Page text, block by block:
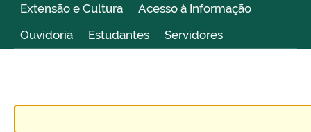
Extensão e Cultura
Acesso à Informação
Ouvidoria
Estudantes Servidores